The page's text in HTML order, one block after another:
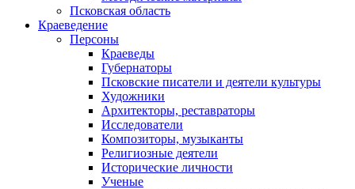
Псковская область
Краеведение
Персоны
Краеведы
Губернаторы
Псковские писатели и деятели культуры
Художники
Архитекторы, реставраторы
Исследователи
Композиторы, музыканты
Религиозные деятели
Исторические личности
Ученые